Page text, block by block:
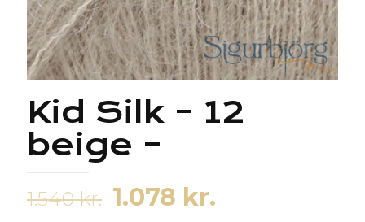
Kid Silk – 12
beige –
1.540kr. Original
1.078 kr.